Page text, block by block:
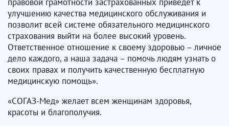
улучшению качества медицинского обслуживания и
позволит всей системе обязательного медицинского
страхования выйти на более высокий уровень.
Ответственное отношение к своему здоровью – личное
дело каждого, а наша задача – помочь людям узнать о
своих правах и получить качественную бесплатную
медицинскую помощь».
«СОГАЗ-Мед» желает всем женщинам здоровья,
красоты и благополучия.